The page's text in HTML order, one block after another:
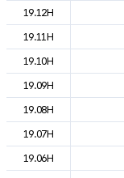
19.12H
19.11H
19.10H
19.09H
19.08H
19.07H
19.06H